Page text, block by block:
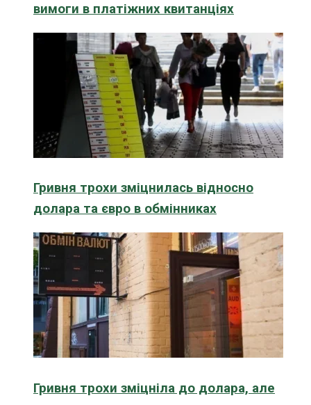
вимоги в платіжних квитанціях
Гривня трохи зміцнилась відносно
долара та євро в обмінниках
Гривня трохи зміцніла до долара, але